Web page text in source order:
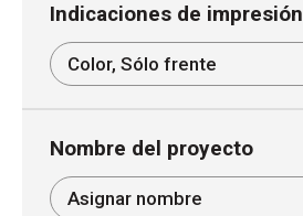
Indicaciones de impresión
Nombre del proyecto